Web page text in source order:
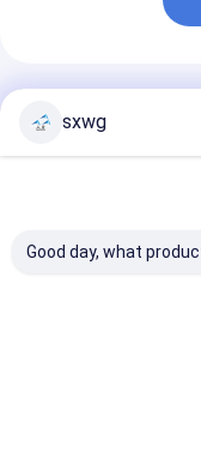
sxwg
Good day, what